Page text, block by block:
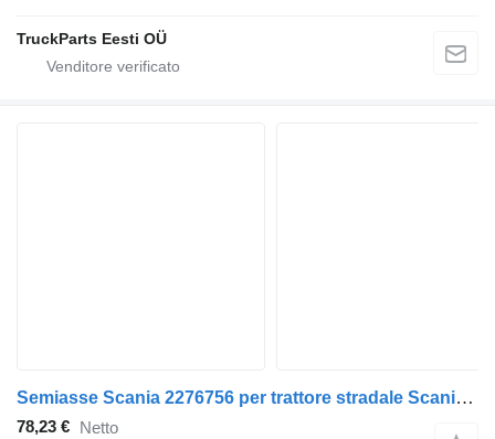
TruckParts Eesti OÜ
Semiasse Scania 2276756 per trattore stradale Scania L,P,G,R,S-series (2016-)
78,23 € Netto